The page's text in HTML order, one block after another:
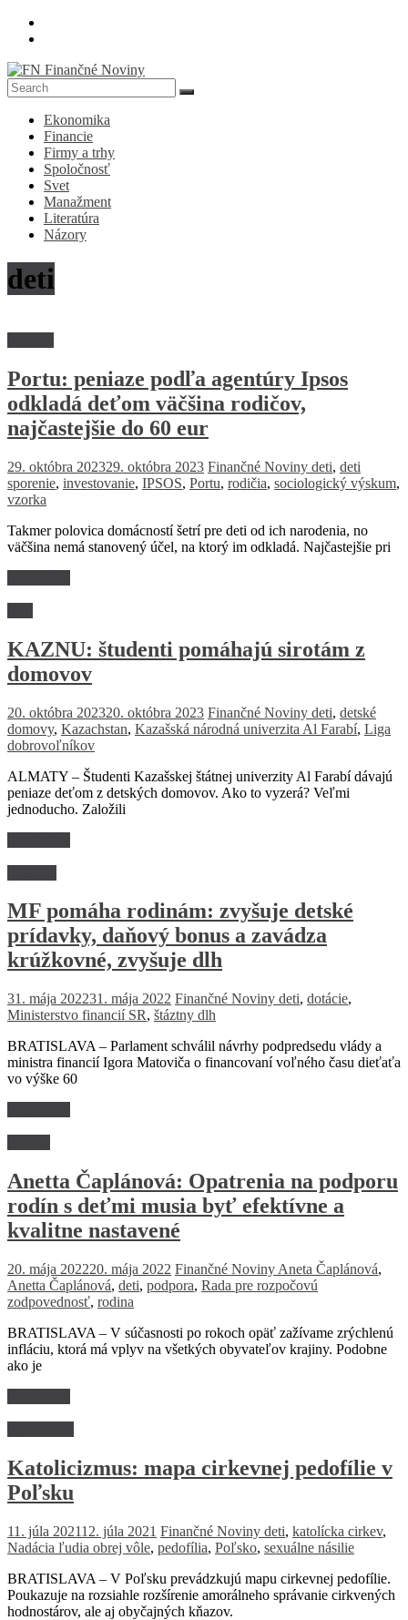
Skip
FN
Finančné
Noviny
Denník
ekonomike
spoločnosti
Ekonomika
Financie
Firmy a trhy
Spoločnosť
Svet
Manažment
Literatúra
Názory
deti
Portu: peniaze podľa agentúry Ipsos
odkladá deťom väčšina rodičov,
najčastejšie do 60 eur
29. októbra 202329. októbra 2023 Finančné Noviny deti, deti
sporenie, investovanie, IPSOS, Portu, rodičia, sociologický výskum,
vzorka
Takmer polovica domácností šetrí pre deti od ich narodenia, no
väčšina nemá stanovený účel, na ktorý im odkladá. Najčastejšie pri
KAZNU: študenti pomáhajú sirotám z
domovov
20. októbra 202320. októbra 2023 Finančné Noviny deti, detské
domovy, Kazachstan, Kazašská národná univerzita Al Farabí, Liga
dobrovoľníkov
ALMATY – Študenti Kazašskej štátnej univerzity Al Farabí dávajú
peniaze deťom z detských domovov. Ako to vyzerá? Veľmi
jednoducho. Založili
MF pomáha rodinám: zvyšuje detské
prídavky, daňový bonus a zavádza
krúžkovné, zvyšuje dlh
31. mája 202231. mája 2022 Finančné Noviny deti, dotácie,
Ministerstvo financií SR, štáztny dlh
BRATISLAVA – Parlament schválil návrhy podpredsedu vlády a
ministra financií Igora Matoviča o financovaní voľného času dieťaťa
vo výške 60
Anetta Čaplánová: Opatrenia na podporu
rodín s deťmi musia byť efektívne a
kvalitne nastavené
20. mája 202220. mája 2022 Finančné Noviny Aneta Čaplánová,
Anetta Čaplánová, deti, podpora, Rada pre rozpočovú
zodpovednosť, rodina
BRATISLAVA – V súčasnosti po rokoch opäť zažívame zrýchlenú
infláciu, ktorá má vplyv na všetkých obyvateľov krajiny. Podobne
ako je
Katolicizmus: mapa cirkevnej pedofílie v
Poľsku
11. júla 202112. júla 2021 Finančné Noviny deti, katolícka cirkev,
Nadácia ľudia obrej vôle, pedofília, Poľsko, sexuálne násilie
BRATISLAVA – V Poľsku prevádzkujú mapu cirkevnej pedofílie.
Poukazuje na rozsiahle rozšírenie amorálneho správanie cirkvených
hodnostárov, ale aj obyčajných kňazov.